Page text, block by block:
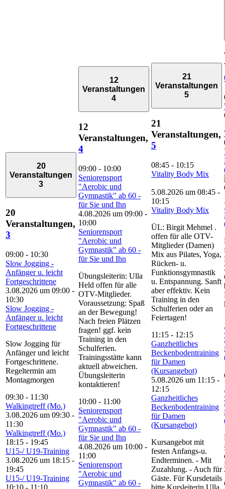
20
Veranstaltungen
3
20
Veranstaltungen,
3
09:00 - 10:30
Slow Jogging -
Anfänger u. leicht
Fortgeschrittene
3.08.2026 um 09:00 -
10:30
Slow Jogging -
Anfänger u. leicht
Fortgeschrittene
Slow Jogging für
Anfänger und leicht
Fortgeschrittene.
Regeltermin am
Montagmorgen
09:30 - 11:30
Walkingtreff (Mo.)
3.08.2026 um 09:30 -
11:30
Walkingtreff (Mo.)
18:15 - 19:45
U15-/ U19-Training
3.08.2026 um 18:15 -
19:45
U15-/ U19-Training
10:10 - 11:10
12
Veranstaltungen
4
12
Veranstaltungen,
4
09:00 - 10:00
Seniorensport
"Aerobic und
Gymnastik" ab 60 -
für Sie und Ihn
4.08.2026 um 09:00 -
10:00
Seniorensport
"Aerobic und
Gymnastik" ab 60 -
für Sie und Ihn
Übungsleiterin: Ulla
Held offen für alle
OTV-Mitglieder.
Voraussetzung: Spaß
an der Bewegung!
Nach freien Plätzen
fragen! ggf. kein
Training in den
Schulferien.
Trainingsstätte kann
aktuell abweichen.
Übungsleiterin
kontaktieren!
10:00 - 11:00
Seniorensport
"Aerobic und
Gymnastik" ab 60 -
für Sie und Ihn
4.08.2026 um 10:00 -
11:00
Seniorensport
"Aerobic und
Gymnastik" ab 60 -
21
Veranstaltungen
5
21
Veranstaltungen,
5
08:45 - 10:15
Vitality Body Mix
5.08.2026 um 08:45 -
10:15
Vitality Body Mix
ÜL: Birgit Mehmel .
offen für alle OTV-
Mitglieder (Damen)
Mix aus Pilates, Yoga,
Rücken- u.
Funktionsgymnastik
u. Entspannung. Sanft
aber effektiv. Kein
Training in den
Schulferien oder an
Feiertagen!
11:15 - 12:15
Ganzheitliches
Beckenbodentraining
für Damen
(Kursangebot)
5.08.2026 um 11:15 -
12:15
Ganzheitliches
Beckenbodentraining
für Damen
(Kursangebot)
Kursangebot mit
festen Anfangs-u.
Endterminen. - Mit
Zuzahlung. - Auch für
Gäste. Für Kursdetails
bitte Kursleiterin Ulla